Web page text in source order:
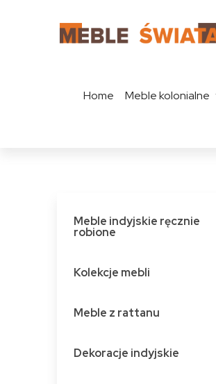
Home Meble kolonialne
Meble indyjskie ręcznie
robione
Kolekcje mebli
Meble z rattanu
Dekoracje indyjskie